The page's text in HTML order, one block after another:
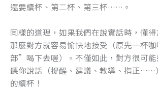
還要續杯、第二杯、第三杯……。
同樣的道理，如果我們在說實話時，懂得
那麼對方就容易愉快地接受（原先一杯
部”喝下去喔）。不僅如此，對方很可
聽你說話（提醒、建議、教導、指正……
的續杯！